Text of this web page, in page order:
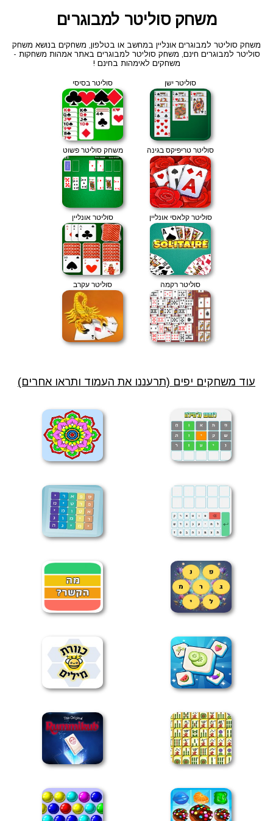
משחק סוליטר למבוגרים
משחק סוליטר למבוגרים אונליין במחשב או בטלפון, משחקים בנושא משחק
סוליטר למבוגרים חינם, משחק סוליטר למבוגרים באתר אמהות משחקות -
משחקים לאימהות בחינם !
סוליטר ישן סוליטר בסיסי
סוליטר טריפיקס בגינה משחק סוליטר פשוט
סוליטר קלאסי אונליין סוליטר אונליין
סוליטר רקמה סוליטר עקרב
עוד משחקים יפים (תרעננו את העמוד ותראו אחרים)